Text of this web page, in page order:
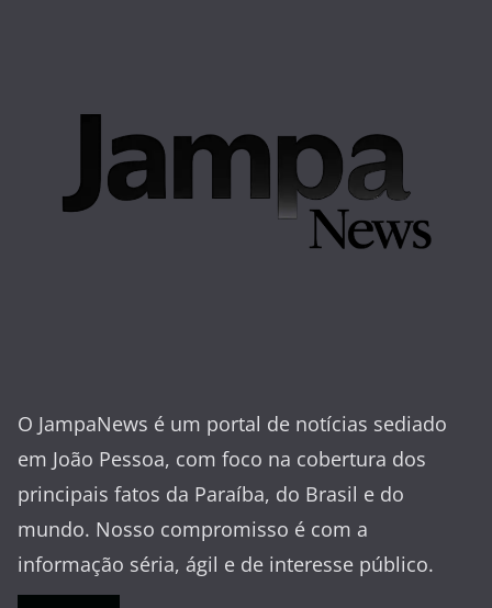
O JampaNews é um portal de notícias sediado
em João Pessoa, com foco na cobertura dos
principais fatos da Paraíba, do Brasil e do
mundo. Nosso compromisso é com a
informação séria, ágil e de interesse público.